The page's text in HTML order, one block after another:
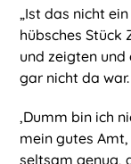
„Ist das nicht
hübsches Stück
und zeigten
gar nicht da war.
‚Dumm bin ich
mein gutes
seltsam genug,